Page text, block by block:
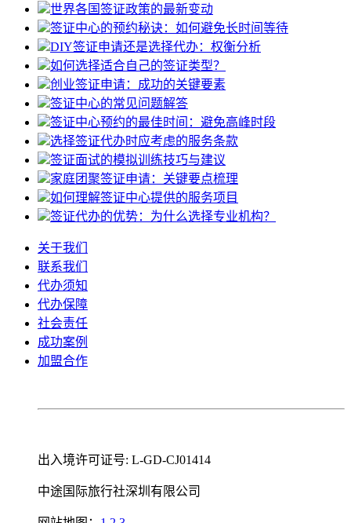
世界各国签证政策的最新变动
签证中心的预约秘诀：如何避免长时间等待
DIY签证申请还是选择代办：权衡分析
如何选择适合自己的签证类型？
创业签证申请：成功的关键要素
签证中心的常见问题解答
签证中心预约的最佳时间：避免高峰时段
选择签证代办时应考虑的服务条款
签证面试的模拟训练技巧与建议
家庭团聚签证申请：关键要点梳理
如何理解签证中心提供的服务项目
签证代办的优势：为什么选择专业机构？
关于我们
联系我们
代办须知
代办保障
社会责任
成功案例
加盟合作
出入境许可证号: L-GD-CJ01414
中途国际旅行社深圳有限公司